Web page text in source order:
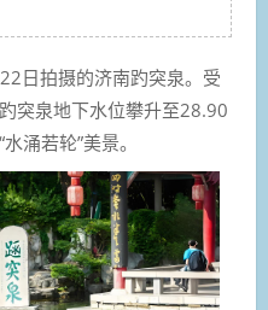
日拍摄的济南趵突泉。受
突泉地下水位攀升至28.90
涌若轮”美景。